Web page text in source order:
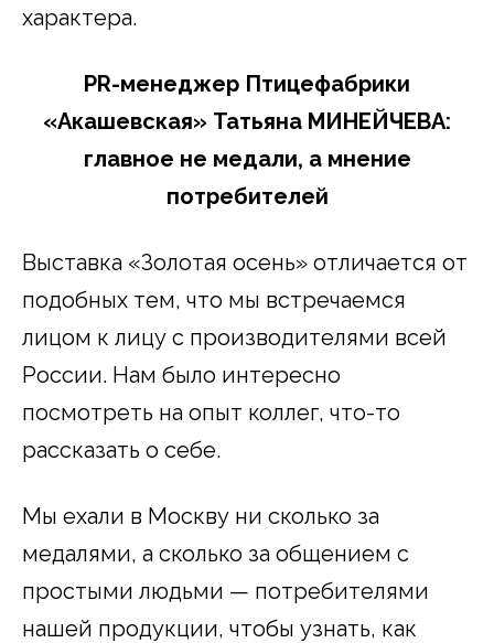
характера.
PR-менеджер Птицефабрики
«Акашевская» Татьяна МИНЕЙЧЕВА:
главное не медали, а мнение
потребителей
Выставка «Золотая осень» отличается от
подобных тем, что мы встречаемся
лицом к лицу с производителями всей
России. Нам было интересно
посмотреть на опыт коллег, что-то
рассказать о себе.
Мы ехали в Москву ни сколько за
медалями, а сколько за общением с
простыми людьми — потребителями
нашей продукции, чтобы узнать, как